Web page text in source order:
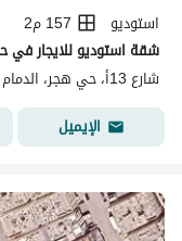
استوديو
157 م2
شقة استوديو للايجار في
شارع 13أ، حي هجر، الدمام
الإيميل